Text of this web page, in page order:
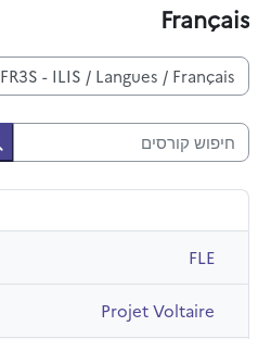
Français
קטגוריות קורסים
חיפוש קורסים
FLE
Projet Voltaire